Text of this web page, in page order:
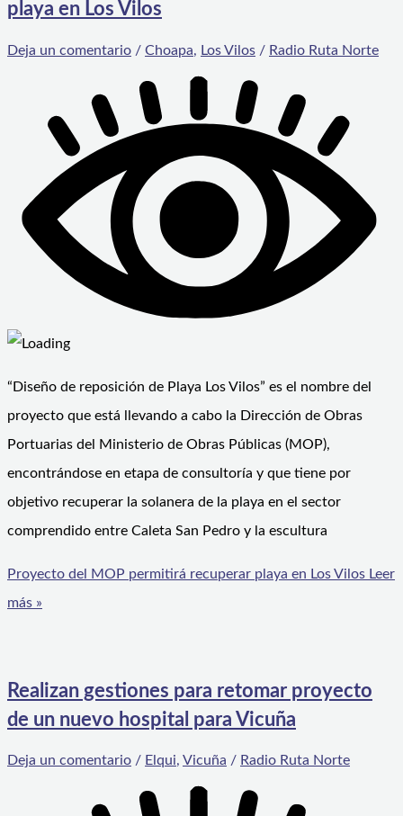
playa en Los Vilos
Deja un comentario / Choapa, Los Vilos / Radio Ruta Norte
“Diseño de reposición de Playa Los Vilos” es el nombre del
proyecto que está llevando a cabo la Dirección de Obras
Portuarias del Ministerio de Obras Públicas (MOP),
encontrándose en etapa de consultoría y que tiene por
objetivo recuperar la solanera de la playa en el sector
comprendido entre Caleta San Pedro y la escultura
Proyecto del MOP permitirá recuperar playa en Los Vilos Leer
más »
Realizan gestiones para retomar proyecto
de un nuevo hospital para Vicuña
Deja un comentario / Elqui, Vicuña / Radio Ruta Norte